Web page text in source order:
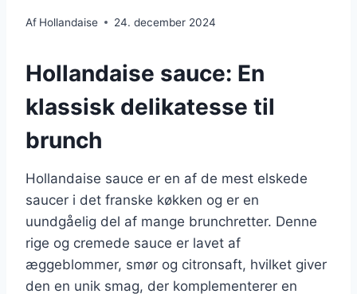
Af Hollandaise 24. december 2024
Hollandaise sauce: En
klassisk delikatesse til
brunch
Hollandaise sauce er en af de mest elskede
saucer i det franske køkken og er en
uundgåelig del af mange brunchretter. Denne
rige og cremede sauce er lavet af
æggeblommer, smør og citronsaft, hvilket giver
den en unik smag, der komplementerer en